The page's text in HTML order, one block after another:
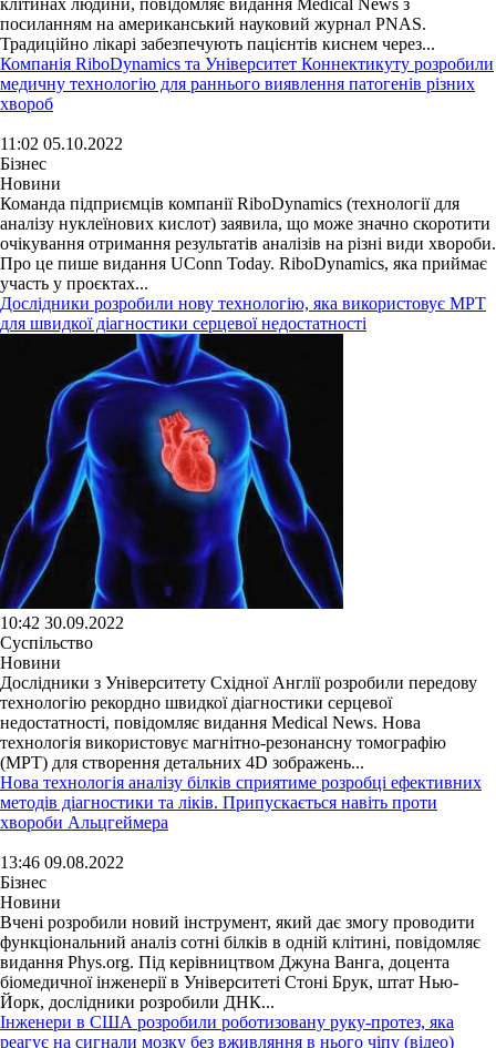
посиланням на американський науковий журнал PNAS.
Традиційно лікарі забезпечують пацієнтів киснем через...
Компанія RiboDynamics та Університет Коннектикуту розробили
медичну технологію для раннього виявлення патогенів різних
хвороб
11:02 05.10.2022
Бізнес
Новини
Команда підприємців компанії RiboDynamics (технології для
аналізу нуклеїнових кислот) заявила, що може значно скоротити
очікування отримання результатів аналізів на різні види хвороби.
Про це пише видання UConn Today. RiboDynamics, яка приймає
участь у проєктах...
Дослідники розробили нову технологію, яка використовує МРТ
для швидкої діагностики серцевої недостатності
10:42 30.09.2022
Суспільство
Новини
Дослідники з Університету Східної Англії розробили передову
технологію рекордно швидкої діагностики серцевої
недостатності, повідомляє видання Medical News. Нова
технологія використовує магнітно-резонансну томографію
(МРТ) для створення детальних 4D зображень...
Нова технологія аналізу білків сприятиме розробці ефективних
методів діагностики та ліків. Припускається навіть проти
хвороби Альцгеймера
13:46 09.08.2022
Бізнес
Новини
Вчені розробили новий інструмент, який дає змогу проводити
функціональний аналіз сотні білків в одній клітині, повідомляє
видання Phys.org. Під керівництвом Джуна Ванга, доцента
біомедичної інженерії в Університеті Стоні Брук, штат Нью-
Йорк, дослідники розробили ДНК...
Інженери в США розробили роботизовану руку-протез, яка
реагує на сигнали мозку без вживляння в нього чіпу (відео)